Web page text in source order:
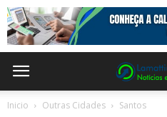
Inicio Outras Cidades Santos